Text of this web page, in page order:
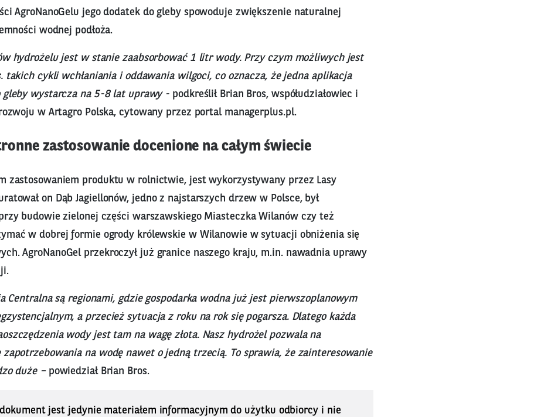
AgroNanoGelu jego dodatek do gleby spowoduje zwiększenie naturalnej
wodnej podłoża.
hydrożelu jest w stanie zaabsorbować 1 litr wody. Przy czym możliwych jest
takich cykli wchłaniania i oddawania wilgoci, co oznacza, że jedna aplikacja
gleby wystarcza na 5-8 lat uprawy - podkreślił Brian Bros, współudziałowiec i
w Artagro Polska, cytowany przez portal managerplus.pl.
zastosowanie docenione na całym świecie
zastosowaniem produktu w rolnictwie, jest wykorzystywany przez Lasy
on Dąb Jagiellonów, jedno z najstarszych drzew w Polsce, był
budowie zielonej części warszawskiego Miasteczka Wilanów czy też
w dobrej formie ogrody królewskie w Wilanowie w sytuacji obniżenia się
AgroNanoGel przekroczył już granice naszego kraju, m.in. nawadnia uprawy
Centralna są regionami, gdzie gospodarka wodna już jest pierwszoplanowym
a przecież sytuacja z roku na rok się pogarsza. Dlatego każda
wody jest tam na wagę złota. Nasz hydrożel pozwala na
na wodę nawet o jedną trzecią. To sprawia, że zainteresowanie
duże –powiedział Brian Bros.
jest jedynie materiałem informacyjnym do użytku odbiorcy i nie